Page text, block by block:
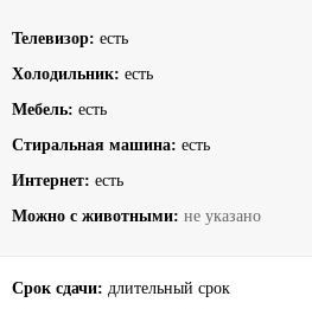
Телевизор: есть
Холодильник: есть
Мебель: есть
Стиральная машина: есть
Интернет: есть
Можно с животными: не указано
Срок сдачи: длительный срок